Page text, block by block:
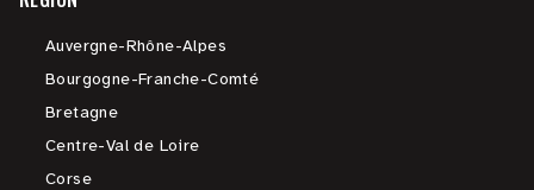
Auvergne-Rhône-Alpes
Bourgogne-Franche-Comté
Bretagne
Centre-Val de Loire
Corse